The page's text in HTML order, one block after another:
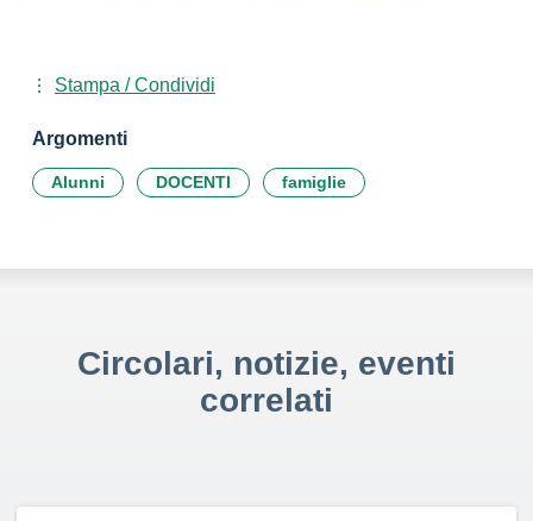
Stampa / Condividi
Argomenti
Alunni DOCENTI famiglie
Circolari, notizie, eventi
correlati